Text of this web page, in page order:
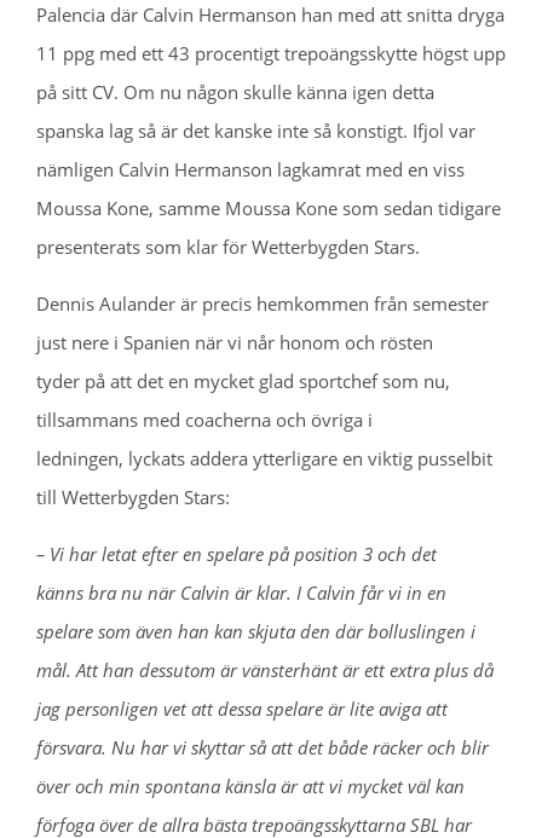
Palencia där Calvin Hermanson han med att snitta dryga
11 ppg med ett 43 procentigt trepoängsskytte högst upp
på sitt CV. Om nu någon skulle känna igen detta
spanska lag så är det kanske inte så konstigt. Ifjol var
nämligen Calvin Hermanson lagkamrat med en viss
Moussa Kone, samme Moussa Kone som sedan tidigare
presenterats som klar för Wetterbygden Stars.
Dennis Aulander är precis hemkommen från semester
just nere i Spanien när vi når honom och rösten
tyder på att det en mycket glad sportchef som nu,
tillsammans med coacherna och övriga i
ledningen, lyckats addera ytterligare en viktig pusselbit
till Wetterbygden Stars:
– Vi har letat efter en spelare på position 3 och det
känns bra nu när Calvin är klar. I Calvin får vi in en
spelare som även han kan skjuta den där bolluslingen i
mål. Att han dessutom är vänsterhänt är ett extra plus då
jag personligen vet att dessa spelare är lite aviga att
försvara. Nu har vi skyttar så att det både räcker och blir
över och min spontana känsla är att vi mycket väl kan
förfoga över de allra bästa trepoängsskyttarna SBL har